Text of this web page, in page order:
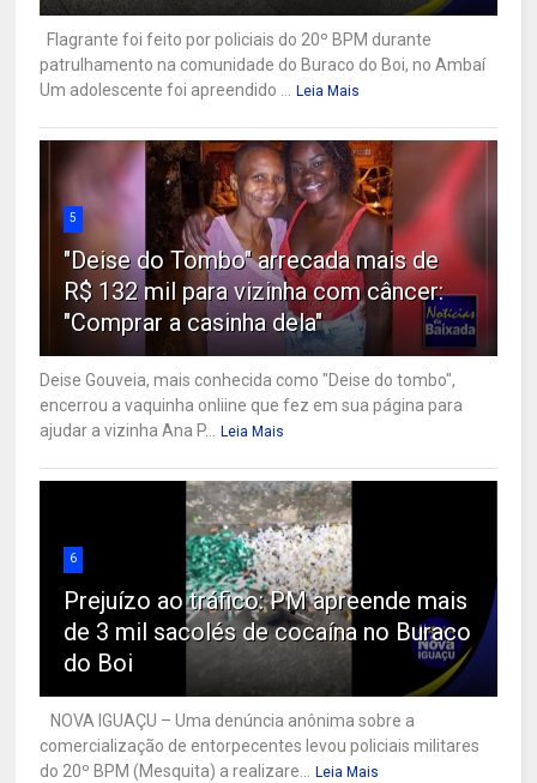
Flagrante foi feito por policiais do 20º BPM durante
patrulhamento na comunidade do Buraco do Boi, no Ambaí
Um adolescente foi apreendido ...
Leia Mais
5
"Deise do Tombo" arrecada mais de
R$ 132 mil para vizinha com câncer:
"Comprar a casinha dela"
Deise Gouveia, mais conhecida como "Deise do tombo",
encerrou a vaquinha onliine que fez em sua página para
ajudar a vizinha Ana P...
Leia Mais
6
Prejuízo ao tráfico: PM apreende mais
de 3 mil sacolés de cocaína no Buraco
do Boi
NOVA IGUAÇU – Uma denúncia anônima sobre a
comercialização de entorpecentes levou policiais militares
do 20º BPM (Mesquita) a realizare...
Leia Mais